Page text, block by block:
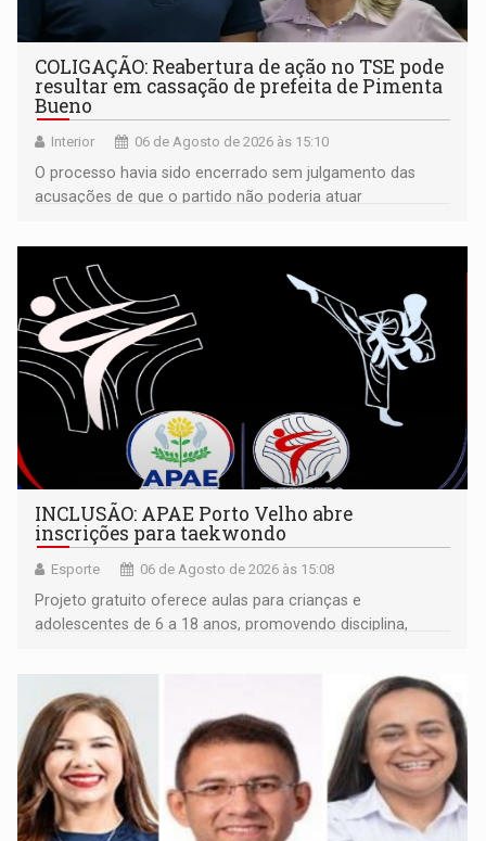
COLIGAÇÃO: Reabertura de ação no TSE pode
resultar em cassação de prefeita de Pimenta
Bueno
Interior 06 de Agosto de 2026 às 15:10
O processo havia sido encerrado sem julgamento das
acusações de que o partido não poderia atuar
INCLUSÃO: APAE Porto Velho abre
inscrições para taekwondo
Esporte 06 de Agosto de 2026 às 15:08
Projeto gratuito oferece aulas para crianças e
adolescentes de 6 a 18 anos, promovendo disciplina,